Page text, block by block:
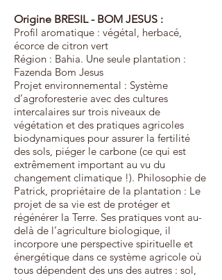
Origine BRESIL- BOM JESUS :
Profil aromatique : végétal, herbacé,
écorce de citron vert
Région : Bahia. Une seule plantation :
Fazenda Bom Jesus
Projet environnemental : Système
d’agroforesterie avec des cultures
intercalaires sur trois niveaux de
végétation et des pratiques agricoles
biodynamiques pour assurer la fertilité
des sols, piéger le carbone (ce qui est
extrêmement important au vu du
changement climatique !). Philosophie de
Patrick, propriétaire de la plantation : Le
projet de sa vie est de protéger et
régénérer la Terre. Ses pratiques vont au-
delà de l’agriculture biologique, il
incorpore une perspective spirituelle et
énergétique dans ce système agricole où
tous dépendent des uns des autres : sol,